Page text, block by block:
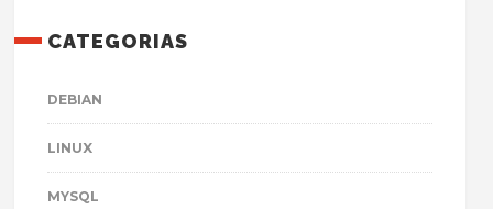
CATEGORIAS
DEBIAN
LINUX
MYSQL